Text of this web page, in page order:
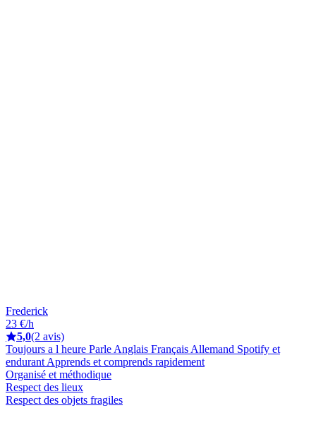
Frederick
23 €/h
5,0(2 avis)
Toujours a l heure Parle Anglais Français Allemand Spotify et
endurant Apprends et comprends rapidement
Organisé et méthodique
Respect des lieux
Respect des objets fragiles